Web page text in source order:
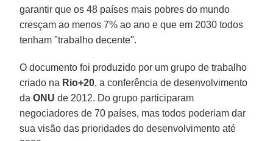
garantir que os 48 países mais pobres do mundo
cresçam ao menos 7% ao ano e que em 2030 todos
tenham "trabalho decente".
O documento foi produzido por um grupo de trabalho
criado na Rio+20, a conferência de desenvolvimento
daONU de 2012. Do grupo participaram
negociadores de 70 países, mas todos poderiam dar
sua visão das prioridades do desenvolvimento até